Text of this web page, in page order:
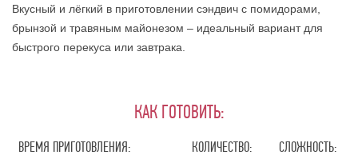
Вкусный и лёгкий в приготовлении сэндвич с помидорами,
брынзой и травяным майонезом – идеальный вариант для
быстрого перекуса или завтрака.
КАК ГОТОВИТЬ:
ВРЕМЯ ПРИГОТОВЛЕНИЯ: КОЛИЧЕСТВО: СЛОЖНОСТЬ: